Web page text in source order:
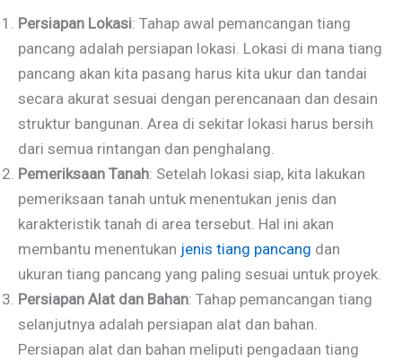
Persiapan Lokasi: Tahap awal pemancangan tiang
pancang adalah persiapan lokasi. Lokasi di mana tiang
pancang akan kita pasang harus kita ukur dan tandai
secara akurat sesuai dengan perencanaan dan desain
struktur bangunan. Area di sekitar lokasi harus bersih
dari semua rintangan dan penghalang.
Pemeriksaan Tanah: Setelah lokasi siap, kita lakukan
pemeriksaan tanah untuk menentukan jenis dan
karakteristik tanah di area tersebut. Hal ini akan
membantu menentukan jenis tiang pancang dan
ukuran tiang pancang yang paling sesuai untuk proyek.
Persiapan Alat dan Bahan: Tahap pemancangan tiang
selanjutnya adalah persiapan alat dan bahan.
Persiapan alat dan bahan meliputi pengadaan tiang